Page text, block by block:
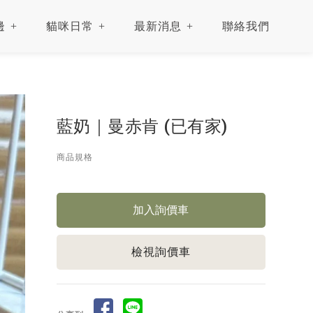
貓咪日常 最新消息 聯絡我們
藍奶｜曼赤肯 (已有家)
商品規格
檢視詢價車